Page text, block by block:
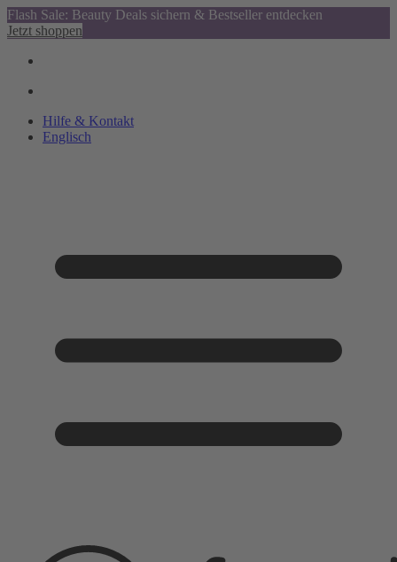
Flash Sale: Beauty Deals sichern & Bestseller entdecken
Jetzt shoppen
Hilfe & Kontakt
Englisch